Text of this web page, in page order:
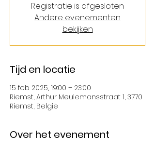
Registratie is afgesloten
Andere evenementen
bekijken
Tijd en locatie
15 feb 2025, 19:00 – 23:00
Riemst, Arthur Meulemansstraat 1, 3770
Riemst, België
Over het evenement